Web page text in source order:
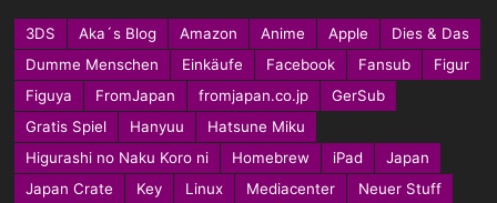
3DS Aka´s Blog Amazon Anime Apple
Dies & Das
Dumme Menschen
Einkäufe Facebook Fansub
Figur
Figuya
FromJapan fromjapan.co.jp
GerSub
Gratis Spiel
Hanyuu
Hatsune Miku
Higurashi no Naku Koro ni
Homebrew iPad
Japan
Japan Crate
Key Linux Mediacenter
Neuer Stuff